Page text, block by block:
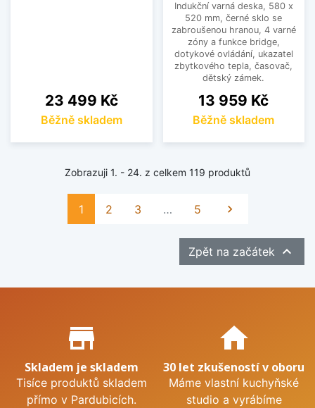
Cena
23 499 Kč
Běžně skladem
Indukční varná deska, 580 x
520 mm, černé sklo se
zabroušenou hranou, 4 varné
zóny a funkce bridge,
dotykové ovládání, ukazatel
zbytkového tepla, časovač,
dětský zámek.
Cena
13 959 Kč
Běžně skladem
Zobrazuji 1. - 24. z celkem 119 produktů
1 2 3 … 5 Další

Zpět na začátek 
Proč nakupovat u nás?
store_mall_directory
Skladem je skladem
Tisíce produktů skladem
přímo v Pardubicích.
home
30 let zkušeností v oboru
Máme vlastní kuchyňské
studio a vyrábíme